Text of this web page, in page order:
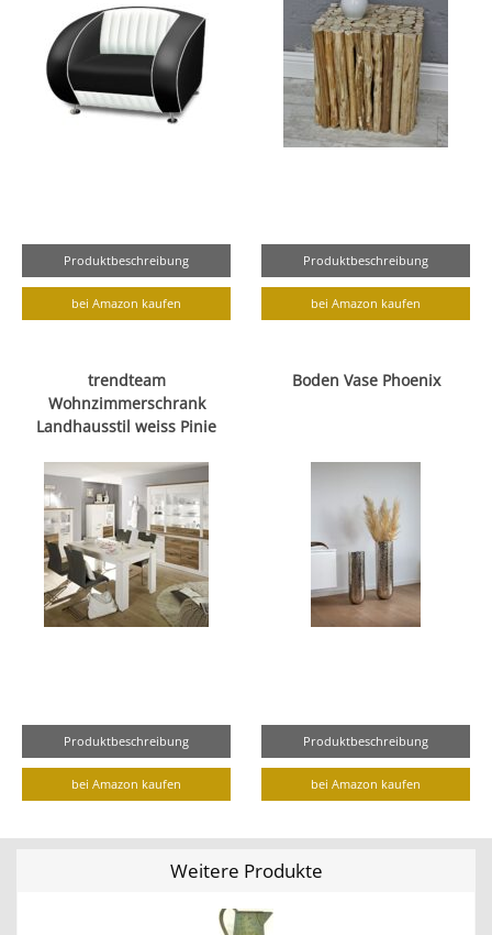
Produktbeschreibung
bei Amazon kaufen
Produktbeschreibung
bei Amazon kaufen
trendteam
Wohnzimmerschrank
Landhausstil weiss Pinie
Produktbeschreibung
bei Amazon kaufen
Boden Vase Phoenix
Produktbeschreibung
bei Amazon kaufen
Weitere Produkte